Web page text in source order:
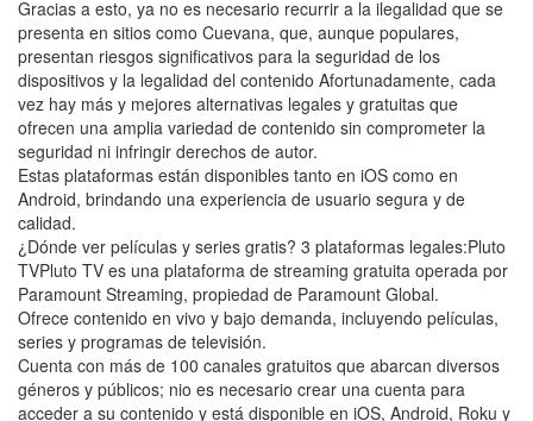
Gracias a esto, ya no es necesario recurrir a la ilegalidad que se
presenta en sitios como Cuevana, que, aunque populares,
presentan riesgos significativos para la seguridad de los
dispositivos y la legalidad del contenido Afortunadamente, cada
vez hay más y mejores alternativas legales y gratuitas que
ofrecen una amplia variedad de contenido sin comprometer la
seguridad ni infringir derechos de autor.
Estas plataformas están disponibles tanto en iOS como en
Android, brindando una experiencia de usuario segura y de
calidad.
¿Dónde ver películas y series gratis? 3 plataformas legales:Pluto
TVPluto TV es una plataforma de streaming gratuita operada por
Paramount Streaming, propiedad de Paramount Global.
Ofrece contenido en vivo y bajo demanda, incluyendo películas,
series y programas de televisión.
Cuenta con más de 100 canales gratuitos que abarcan diversos
géneros y públicos; nio es necesario crear una cuenta para
acceder a su contenido y está disponible en iOS, Android, Roku y